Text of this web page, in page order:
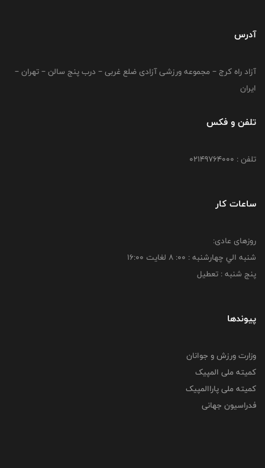
آدرس
آزاد راه کرج – مجموعه ورزشی آزادی ضلع غربی – درب پنج سالن – تهران –
ایران
تلفن و فکس
تلفن : 02149764000
ساعات کار
روزهای عادی:
شنبه الي چهارشنبه : 00: 8 لغايت 16:00
پنج شنبه : تعطیل
پیوندها
وزارت ورزش و جوانان
کمیته ملی المپیک
کمیته ملی پاراالمپیک
فدراسیون جهانی